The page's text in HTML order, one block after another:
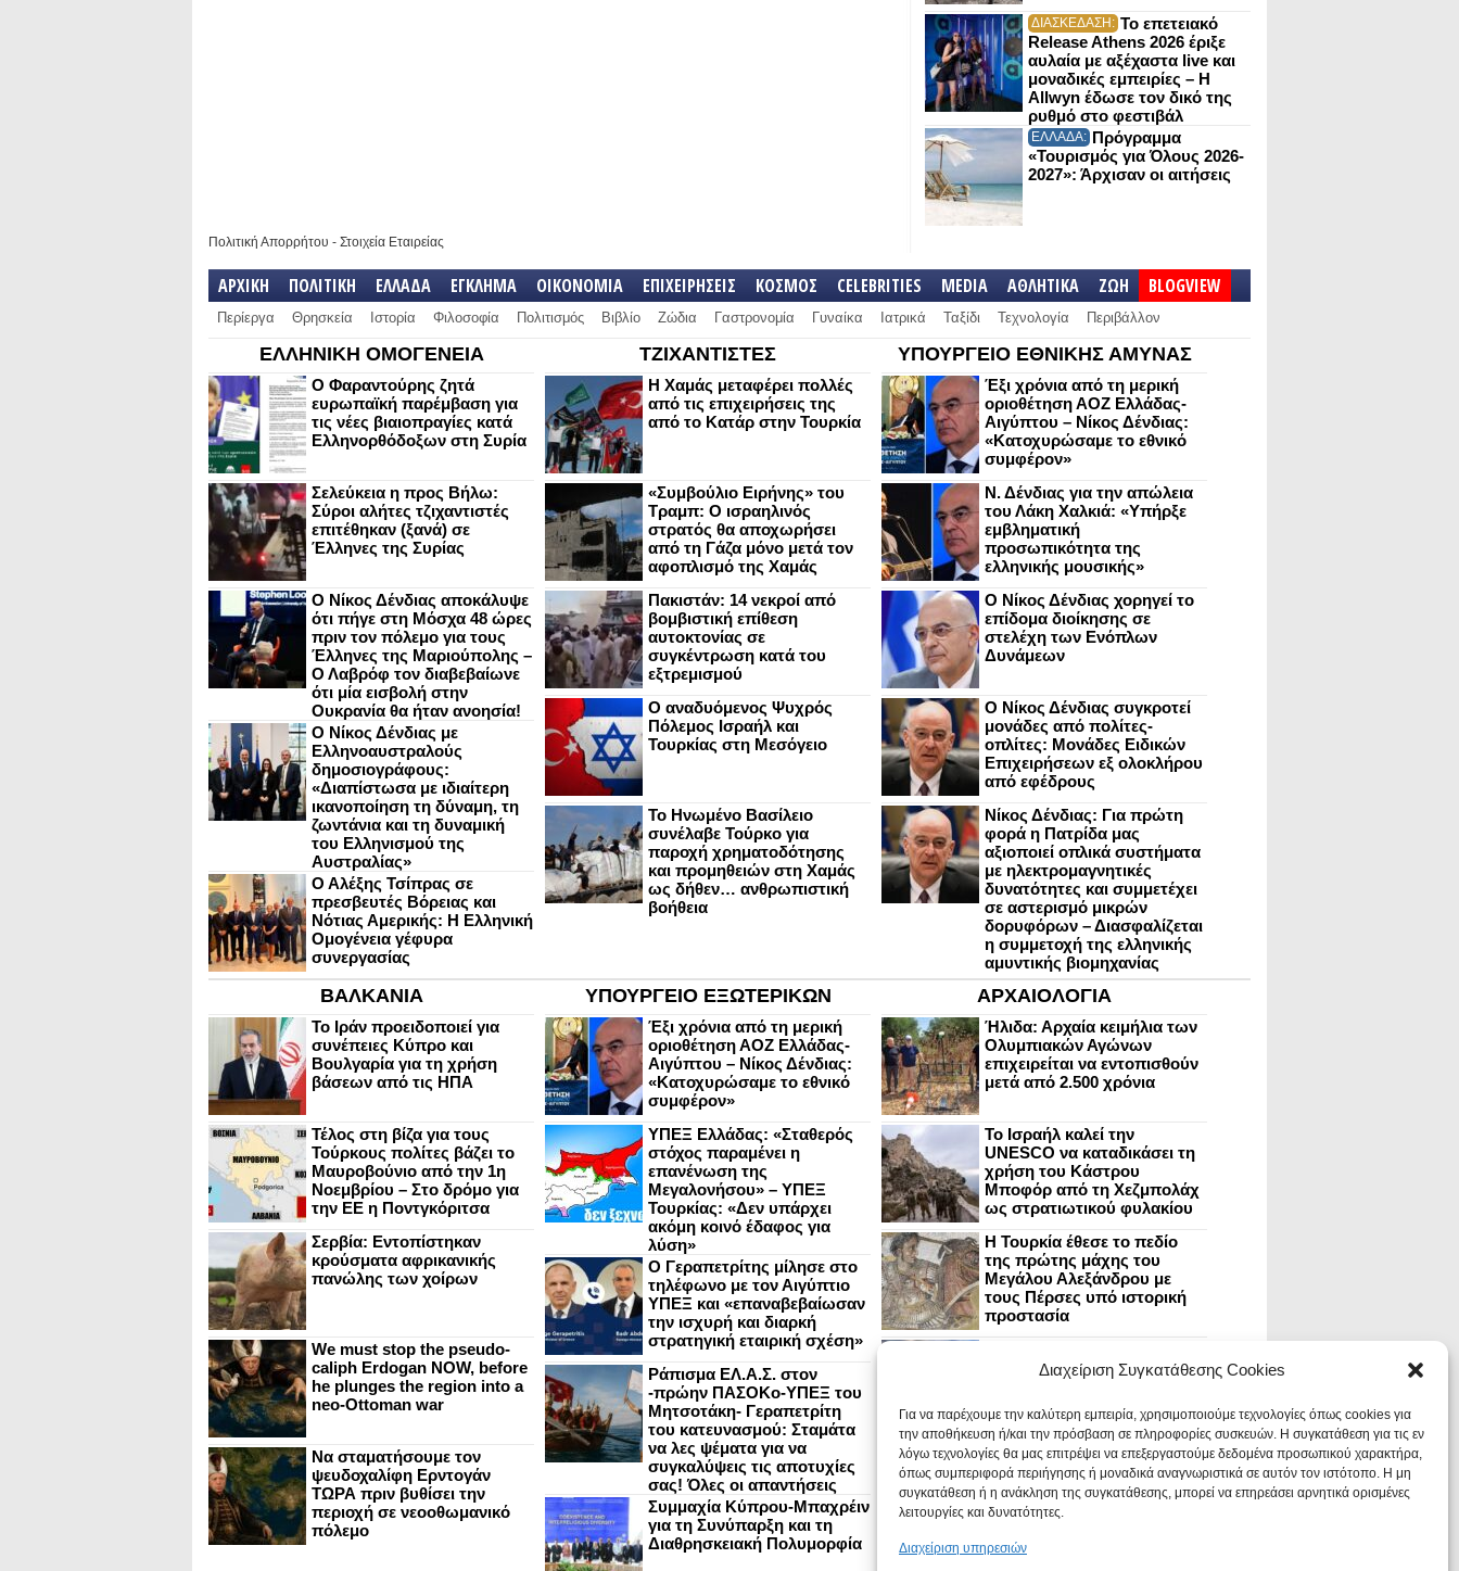
Διαχείριση Συγκατάθεσης Cookies
Για να παρέχουμε την καλύτερη εμπειρία, χρησιμοποιούμε τεχνολογίες όπως cookies για
την αποθήκευση ή/και την πρόσβαση σε πληροφορίες συσκευών. Η συγκατάθεση για τις εν
λόγω τεχνολογίες θα μας επιτρέψει να επεξεργαστούμε δεδομένα προσωπικού χαρακτήρα,
όπως συμπεριφορά περιήγησης ή μοναδικά αναγνωριστικά σε αυτόν τον ιστότοπο. Η μη
συγκατάθεση ή η ανάκληση της συγκατάθεσης, μπορεί να επηρεάσει αρνητικά ορισμένες
λειτουργίες και δυνατότητες.
Διαχείριση υπηρεσιών
ΔΙΑΣΚΕΔΑΣΗ: Το επετειακό
Release Athens 2026 έριξε
αυλαία με αξέχαστα live και
μοναδικές εμπειρίες – Η
Allwyn έδωσε τον δικό της
ρυθμό στο φεστιβάλ
ΕΛΛΑΔΑ: Πρόγραμμα
«Τουρισμός για Όλους 2026-
2027»: Άρχισαν οι αιτήσεις
Πολιτική Απορρήτου - Στοιχεία Εταιρείας
ΑΡΧΙΚΗ ΠΟΛΙΤΙΚΗ ΕΛΛΑΔΑ ΕΓΚΛΗΜΑ ΟΙΚΟΝΟΜΙΑ ΕΠΙΧΕΙΡΗΣΕΙΣ ΚΟΣΜΟΣ CELEBRITIES MEDIA ΑΘΛΗΤΙΚΑ ΖΩΗ BLOGVIEW
Περίεργα Θρησκεία Ιστορία Φιλοσοφία Πολιτισμός Βιβλίο Ζώδια Γαστρονομία Γυναίκα Ιατρικά Ταξίδι Τεχνολογία Περιβάλλον
ΕΛΛΗΝΙΚΗ ΟΜΟΓΕΝΕΙΑ
Ο Φαραντούρης ζητά
ευρωπαϊκή παρέμβαση για
τις νέες βιαιοπραγίες κατά
Ελληνορθόδοξων στη Συρία
Σελεύκεια η προς Βήλω:
Σύροι αλήτες τζιχαντιστές
επιτέθηκαν (ξανά) σε
Έλληνες της Συρίας
Ο Νίκος Δένδιας αποκάλυψε
ότι πήγε στη Μόσχα 48 ώρες
πριν τον πόλεμο για τους
Έλληνες της Μαριούπολης –
Ο Λαβρόφ τον διαβεβαίωνε
ότι μία εισβολή στην
Ουκρανία θα ήταν ανοησία!
Ο Νίκος Δένδιας με
Ελληνοαυστραλούς
δημοσιογράφους:
«Διαπίστωσα με ιδιαίτερη
ικανοποίηση τη δύναμη, τη
ζωντάνια και τη δυναμική
του Ελληνισμού της
Αυστραλίας»
Ο Αλέξης Τσίπρας σε
πρεσβευτές Βόρειας και
Νότιας Αμερικής: Η Ελληνική
Ομογένεια γέφυρα
συνεργασίας
ΤΖΙΧΑΝΤΙΣΤΕΣ
Η Χαμάς μεταφέρει πολλές
από τις επιχειρήσεις της
από το Κατάρ στην Τουρκία
«Συμβούλιο Ειρήνης» του
Τραμπ: Ο ισραηλινός
στρατός θα αποχωρήσει
από τη Γάζα μόνο μετά τον
αφοπλισμό της Χαμάς
Πακιστάν: 14 νεκροί από
βομβιστική επίθεση
αυτοκτονίας σε
συγκέντρωση κατά του
εξτρεμισμού
Ο αναδυόμενος Ψυχρός
Πόλεμος Ισραήλ και
Τουρκίας στη Μεσόγειο
Το Ηνωμένο Βασίλειο
συνέλαβε Τούρκο για
παροχή χρηματοδότησης
και προμηθειών στη Χαμάς
ως δήθεν… ανθρωπιστική
βοήθεια
ΥΠΟΥΡΓΕΙΟ ΕΘΝΙΚΗΣ ΑΜΥΝΑΣ
Έξι χρόνια από τη μερική
οριοθέτηση ΑΟΖ Ελλάδας-
Αιγύπτου – Νίκος Δένδιας:
«Κατοχυρώσαμε το εθνικό
συμφέρον»
Ν. Δένδιας για την απώλεια
του Λάκη Χαλκιά: «Υπήρξε
εμβληματική
προσωπικότητα της
ελληνικής μουσικής»
Ο Νίκος Δένδιας χορηγεί το
επίδομα διοίκησης σε
στελέχη των Ενόπλων
Δυνάμεων
Ο Νίκος Δένδιας συγκροτεί
μονάδες από πολίτες-
οπλίτες: Μονάδες Ειδικών
Επιχειρήσεων εξ ολοκλήρου
από εφέδρους
Νίκος Δένδιας: Για πρώτη
φορά η Πατρίδα μας
αξιοποιεί οπλικά συστήματα
με ηλεκτρομαγνητικές
δυνατότητες και συμμετέχει
σε αστερισμό μικρών
δορυφόρων – Διασφαλίζεται
η συμμετοχή της ελληνικής
αμυντικής βιομηχανίας
ΒΑΛΚΑΝΙΑ
Το Ιράν προειδοποιεί για
συνέπειες Κύπρο και
Βουλγαρία για τη χρήση
βάσεων από τις ΗΠΑ
Τέλος στη βίζα για τους
Τούρκους πολίτες βάζει το
Μαυροβούνιο από την 1η
Νοεμβρίου – Στο δρόμο για
την ΕΕ η Ποντγκόριτσα
Σερβία: Εντοπίστηκαν
κρούσματα αφρικανικής
πανώλης των χοίρων
We must stop the pseudo-
caliph Erdogan NOW, before
he plunges the region into a
neo-Ottoman war
Να σταματήσουμε τον
ψευδοχαλίφη Ερντογάν
ΤΩΡΑ πριν βυθίσει την
περιοχή σε νεοοθωμανικό
πόλεμο
ΥΠΟΥΡΓΕΙΟ ΕΞΩΤΕΡΙΚΩΝ
Έξι χρόνια από τη μερική
οριοθέτηση ΑΟΖ Ελλάδας-
Αιγύπτου – Νίκος Δένδιας:
«Κατοχυρώσαμε το εθνικό
συμφέρον»
ΥΠΕΞ Ελλάδας: «Σταθερός
στόχος παραμένει η
επανένωση της
Μεγαλονήσου» – ΥΠΕΞ
Τουρκίας: «Δεν υπάρχει
ακόμη κοινό έδαφος για
λύση»
Ο Γεραπετρίτης μίλησε στο
τηλέφωνο με τον Αιγύπτιο
ΥΠΕΞ και «επαναβεβαίωσαν
την ισχυρή και διαρκή
στρατηγική εταιρική σχέση»
Ράπισμα ΕΛ.Α.Σ. στον
-πρώην ΠΑΣΟΚο-ΥΠΕΞ του
Μητσοτάκη- Γεραπετρίτη
του κατευνασμού: Σταμάτα
να λες ψέματα για να
συγκαλύψεις τις αποτυχίες
σας! Όλες οι απαντήσεις
Συμμαχία Κύπρου-Μπαχρέιν
για τη Συνύπαρξη και τη
Διαθρησκειακή Πολυμορφία
ΑΡΧΑΙΟΛΟΓΙΑ
Ήλιδα: Αρχαία κειμήλια των
Ολυμπιακών Αγώνων
επιχειρείται να εντοπισθούν
μετά από 2.500 χρόνια
Το Ισραήλ καλεί την
UNESCO να καταδικάσει τη
χρήση του Κάστρου
Μποφόρ από τη Χεζμπολάχ
ως στρατιωτικού φυλακίου
Η Τουρκία έθεσε το πεδίο
της πρώτης μάχης του
Μεγάλου Αλεξάνδρου με
τους Πέρσες υπό ιστορική
προστασία
ανακτόρου στην
στο Παλάτι των Δεσποτών
Οι Νεάντερταλ έκαναν
οδοντιατρικές επεμβάσεις σε
χαλασμένα δόντια, σύμφωνα
με ευρήματα